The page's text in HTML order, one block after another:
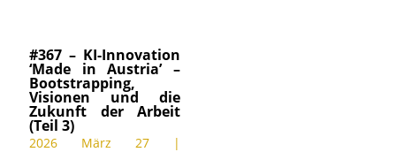
#367 – KI-Innovation
‘Made in Austria’ –
Bootstrapping,
Visionen und die
Zukunft der Arbeit
(Teil 3)
2026 März 27 |